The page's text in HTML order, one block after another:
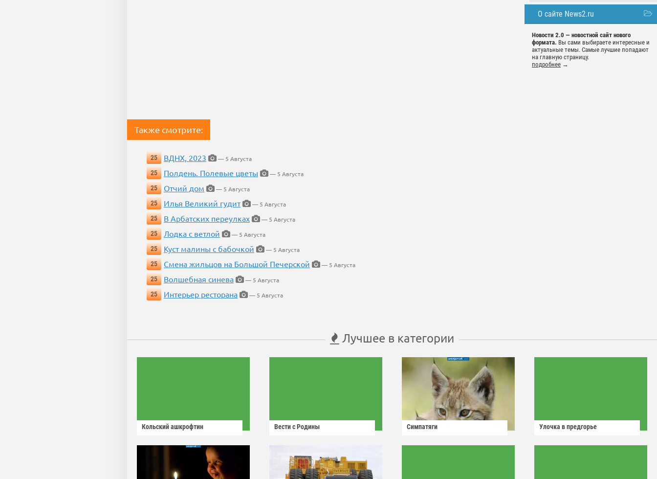
О сайте News2.ru
Новости 2.0 — новостной сайт нового
формата. Вы сами выбираете интересные и
актуальные темы. Самые лучшие попадают
на главную страницу.
подробнее →
Также смотрите:
25 ВДНХ, 2023
— 5 Августа
25
Полдень. Полевые цветы
— 5 Августа
25
Отчий дом
— 5 Августа
25
Илья Великий гудит
— 5 Августа
25
В Арбатских переулках
— 5 Августа
25
Лодка с ветлой
— 5 Августа
25
Куст малины с бабочкой
— 5 Августа
25
Смена жильцов на Большой Печерской
— 5 Августа
25
Волшебная синева
— 5 Августа
25
Интерьер ресторана — 5 Августа
Лучшее в категории
Кольский ашкрофтин Вести с Родины Симпатяги Улочка в предгорье